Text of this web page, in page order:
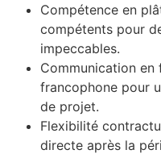
Compétence en
compétents pour
impeccables.
Communication en
francophone pour
de projet.
Flexibilité
directe après la